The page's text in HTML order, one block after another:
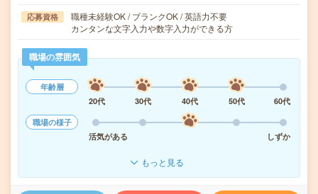
応募資格
職種未経験OK / ブランクOK / 英語力不要
カンタンな文字入力や数字入力ができる方
職場の雰囲気
年齢層
20代
30代 40代 50代
60代
職場の様子
活気がある
しずか
もっと見る